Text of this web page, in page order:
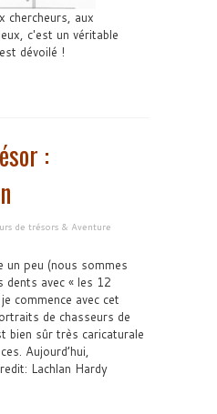
chercheurs, aux
c'est un véritable
dévoilé !
:
de trésors & Aventure
un peu (nous sommes
dents avec « les 12
commence avec cet
de chasseurs de
bien sûr très caricaturale
Aujourd’hui,
Lachlan Hardy